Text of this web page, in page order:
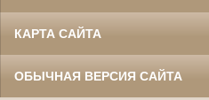
КАРТА САЙТА
ОБЫЧНАЯ ВЕРСИЯ САЙТА